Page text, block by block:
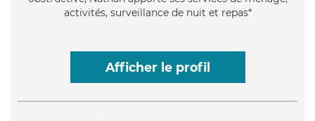
activités, surveillance de nuit et repas*
Afficher le profil